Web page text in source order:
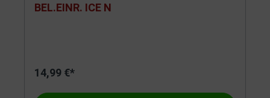
BEL.EINR. ICE N
14,99 €*